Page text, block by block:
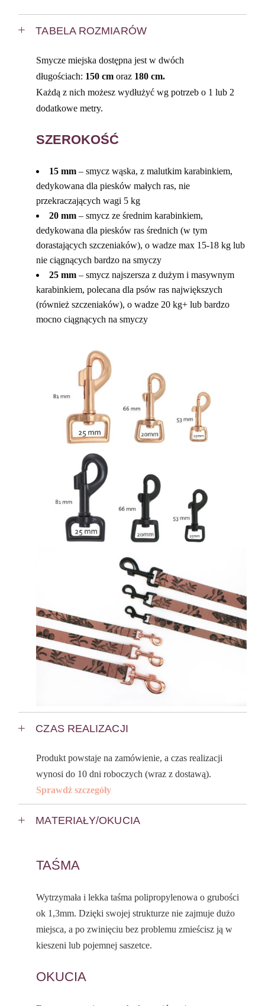
TABELA ROZMIARÓW
Smycze miejska dostępna jest w dwóch
długościach: 150 cmoraz 180 cm.
Każdą z nich możesz wydłużyć wg potrzeb o 1 lub 2
dodatkowe metry.
SZEROKOŚĆ
15 mm – smycz wąska, z malutkim karabinkiem,
dedykowana dla piesków małych ras, nie
przekraczających wagi 5 kg
20 mm – smycz ze średnim karabinkiem,
dedykowana dla piesków ras średnich (w tym
dorastających szczeniaków), o wadze max 15-18 kg lub
nie ciągnących bardzo na smyczy
25 mm – smycz najszersza z dużym i masywnym
karabinkiem, polecana dla psów ras największych
(również szczeniaków), o wadze 20 kg+ lub bardzo
mocno ciągnących na smyczy
CZAS REALIZACJI
Produkt powstaje na zamówienie, a czas realizacji
wynosi do 10 dni roboczych (wraz z dostawą).
Sprawdź szczegóły
MATERIAŁY/OKUCIA
TAŚMA
Wytrzymała i lekka taśma polipropylenowa o grubości
ok 1,3mm. Dzięki swojej strukturze nie zajmuje dużo
miejsca, a po zwinięciu bez problemu zmieścisz ją w
kieszeni lub pojemnej saszetce.
OKUCIA